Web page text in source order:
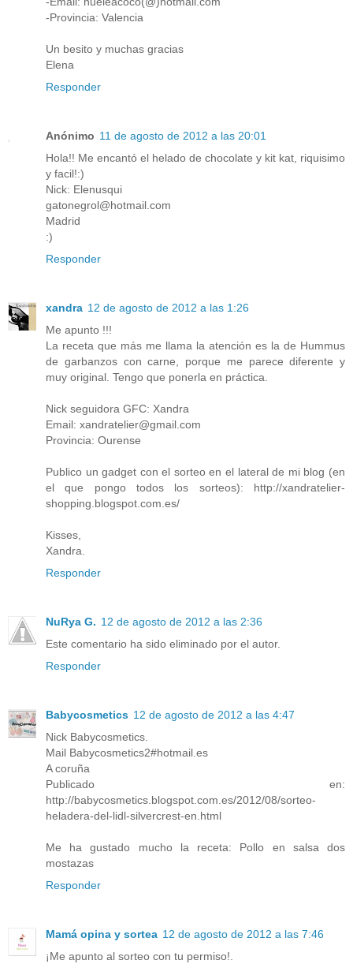
-Provincia: Valencia
Un besito y muchas gracias
Elena
Responder
Anónimo 11 de agosto de 2012 a las 20:01
Hola!! Me encantó el helado de chocolate y kit kat, riquisimo
y facil!:)
Nick: Elenusqui
gatonegrol@hotmail.com
Madrid
:)
Responder
xandra 12 de agosto de 2012 a las 1:26
Me apunto !!!
La receta que más me llama la atención es la de Hummus
de garbanzos con carne, porque me parece diferente y
muy original. Tengo que ponerla en práctica.
Nick seguidora GFC: Xandra
Email: xandratelier@gmail.com
Provincia: Ourense
Publico un gadget con el sorteo en el lateral de mi blog (en
el que pongo todos los sorteos): http://xandratelier-
shopping.blogspot.com.es/
Kisses,
Xandra.
Responder
NuRya G. 12 de agosto de 2012 a las 2:36
Este comentario ha sido eliminado por el autor.
Responder
Babycosmetics 12 de agosto de 2012 a las 4:47
Nick Babycosmetics.
Mail Babycosmetics2#hotmail.es
A coruña
Publicado en:
http://babycosmetics.blogspot.com.es/2012/08/sorteo-
heladera-del-lidl-silvercrest-en.html
Me ha gustado mucho la receta: Pollo en salsa dos
mostazas
Responder
Mamá opina y sortea 12 de agosto de 2012 a las 7:46
¡Me apunto al sorteo con tu permiso!.